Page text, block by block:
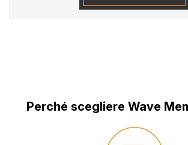
Perché scegliere Wave